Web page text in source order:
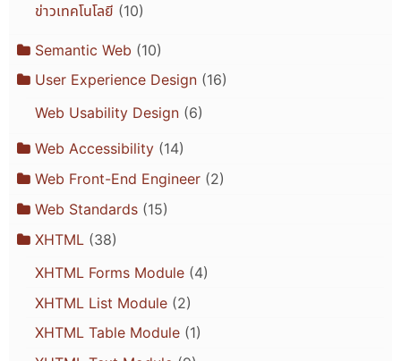
ข่าวเทคโนโลยี (10)
Semantic Web (10)
User Experience Design(16)
Web Usability Design(6)
Web Accessibility(14)
Web Front-End Engineer(2)
Web Standards(15)
XHTML (38)
XHTML Forms Module(4)
XHTML List Module(2)
XHTML Table Module(1)